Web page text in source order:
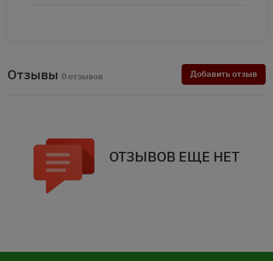
Отзывы 0 отзывов Добавить отзыв
ОТЗЫВОВ ЕЩЕ НЕТ